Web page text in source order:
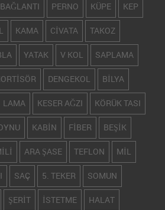
BAĞLANTI PERNO KÜPE KEP
KAMA CİVATA TAKOZ
YATAK V KOL SAPLAMA
DENGEKOL BİLYA
LAMA KESER AĞZI KÖRÜK TASI
KABİN FİBER BEŞİK
ARA ŞASE TEFLON MİL
SAÇ 5. TEKER SOMUN
ŞERİT İSTETME HALAT